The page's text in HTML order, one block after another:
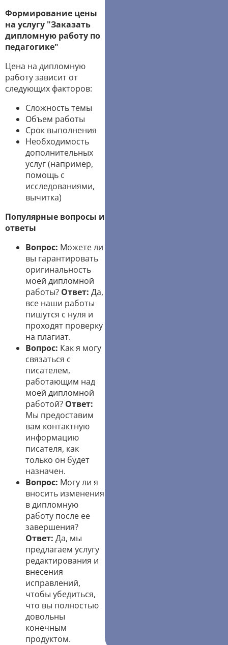
Формирование цены
на услугу "Заказать
дипломную работу по
педагогике"
Цена на дипломную
работу зависит от
следующих факторов:
Сложность темы
Объем работы
Срок выполнения
Необходимость
дополнительных
услуг (например,
помощь с
исследованиями,
вычитка)
Популярные вопросы и
ответы
Вопрос: Можете ли
вы гарантировать
оригинальность
моей дипломной
работы? Ответ: Да,
все наши работы
пишутся с нуля и
проходят проверку
на плагиат.
Вопрос: Как я могу
связаться с
писателем,
работающим над
моей дипломной
работой? Ответ:
Мы предоставим
вам контактную
информацию
писателя, как
только он будет
назначен.
Вопрос: Могу ли я
вносить изменения
в дипломную
работу после ее
завершения?
Ответ: Да, мы
предлагаем услугу
редактирования и
внесения
исправлений,
чтобы убедиться,
что вы полностью
довольны
конечным
продуктом.